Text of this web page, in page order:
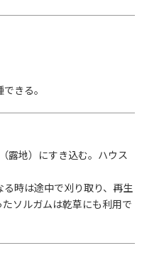
きる。
露地）にすき込む。ハウス
時は途中で刈り取り、再生
ソルガムは乾草にも利用で